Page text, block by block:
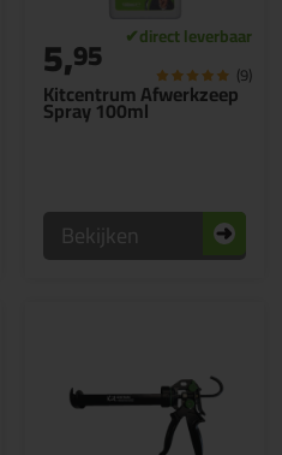
Kitcentrum Afwerkzeep
Spray 100ml
5,95 (9)
Bekijken